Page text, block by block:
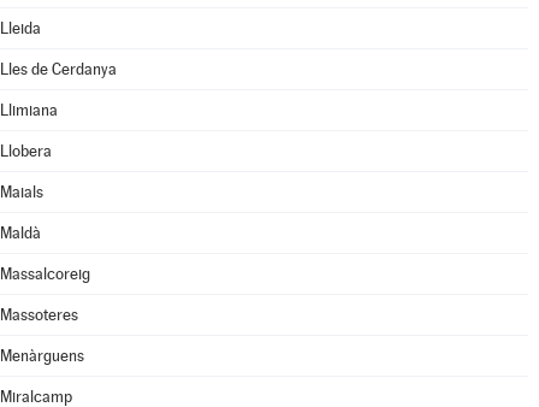
Lleida
Lles de Cerdanya
Llimiana
Llobera
Maials
Maldà
Massalcoreig
Massoteres
Menàrguens
Miralcamp